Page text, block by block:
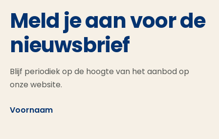
Meld je aan voor de
nieuwsbrief
Blijf periodiek op de hoogte van het aanbod op
onze website.
Voornaam